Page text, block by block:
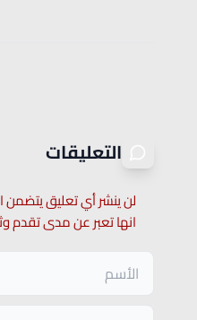
التعليقات
لن ينشر أي تعليق يتضمن
انها تعبر عن مدى تقدم